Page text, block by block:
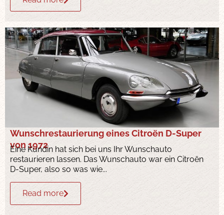
Wunschrestaurierung eines Citroën D-Super
von 1972
Eine Kundin hat sich bei uns Ihr Wunschauto
restaurieren lassen. Das Wunschauto war ein Citroën
D-Super, also so was wie...
Read more